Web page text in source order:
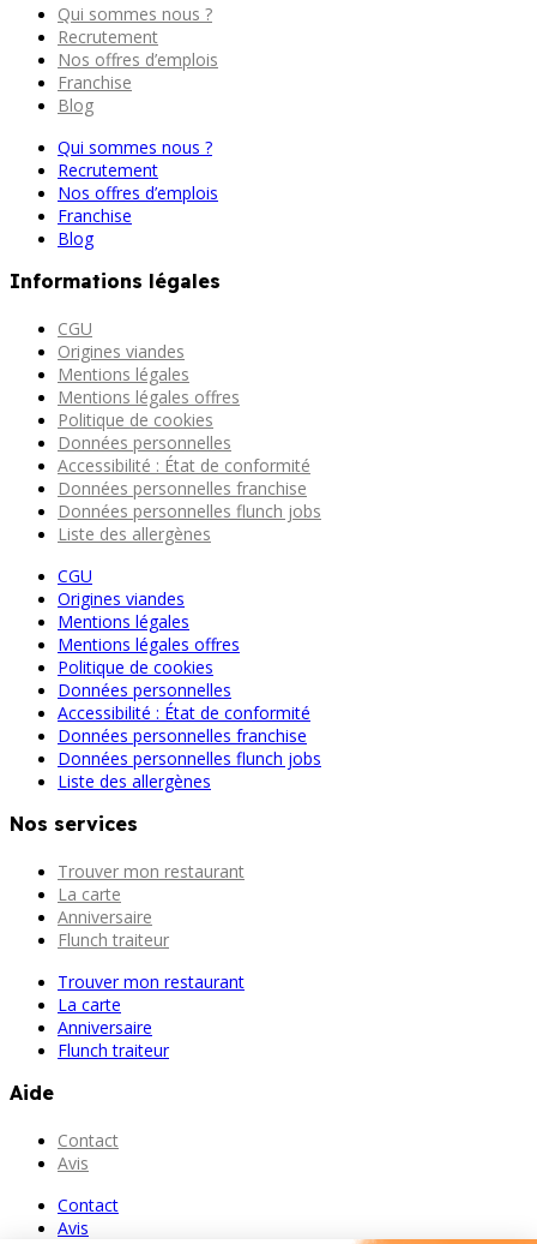
Qui sommes nous ?
Recrutement
Nos offres d’emplois
Franchise
Blog
Qui sommes nous ?
Recrutement
Nos offres d’emplois
Franchise
Blog
Informations légales
CGU
Origines viandes
Mentions légales
Mentions légales offres
Politique de cookies
Données personnelles
Accessibilité : État de conformité
Données personnelles franchise
Données personnelles flunch jobs
Liste des allergènes
CGU
Origines viandes
Mentions légales
Mentions légales offres
Politique de cookies
Données personnelles
Accessibilité : État de conformité
Données personnelles franchise
Données personnelles flunch jobs
Liste des allergènes
Nos services
Trouver mon restaurant
La carte
Anniversaire
Flunch traiteur
Trouver mon restaurant
La carte
Anniversaire
Flunch traiteur
Aide
Contact
Avis
Contact
Avis